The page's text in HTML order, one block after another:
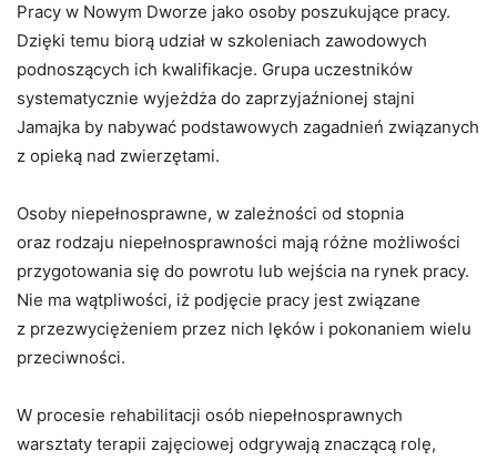
Pracy w Nowym Dworze jako osoby poszukujące pracy.
Dzięki temu biorą udział w szkoleniach zawodowych
podnoszących ich kwalifikacje. Grupa uczestników
systematycznie wyjeżdża do zaprzyjaźnionej stajni
Jamajka by nabywać podstawowych zagadnień związanych
z opieką nad zwierzętami.
Osoby niepełnosprawne, w zależności od stopnia
oraz rodzaju niepełnosprawności mają różne możliwości
przygotowania się do powrotu lub wejścia na rynek pracy.
Nie ma wątpliwości, iż podjęcie pracy jest związane
z przezwyciężeniem przez nich lęków i pokonaniem wielu
przeciwności.
W procesie rehabilitacji osób niepełnosprawnych
warsztaty terapii zajęciowej odgrywają znaczącą rolę,